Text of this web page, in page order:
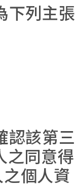
下列主張
認該第三
之同意得
個人資